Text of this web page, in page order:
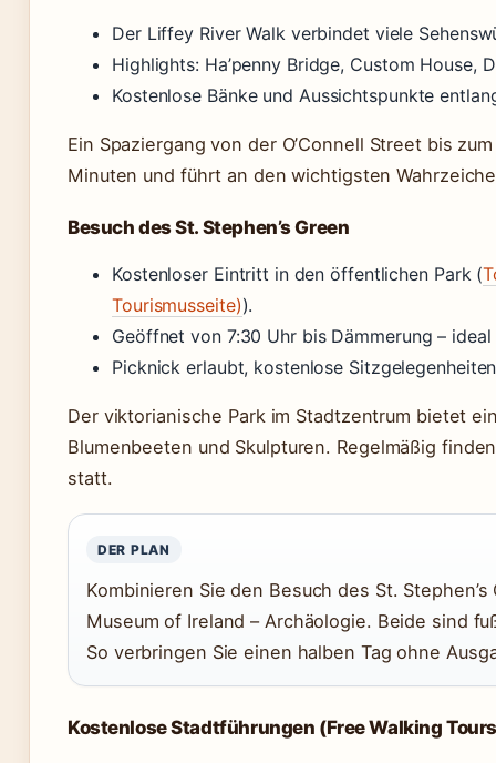
Der Liffey River Walk verbindet viele
Highlights: Ha’penny Bridge, Custom House,
Kostenlose Bänke und Aussichtspunkte
Ein Spaziergang von der O’Connell Street bis
Minuten und führt an den wichtigsten
Besuch des St. Stephen’s Green
Kostenloser Eintritt in den öffentlichen Park (
Tourismusseite)).
Geöffnet von 7:30 Uhr bis Dämmerung – ideal
Picknick erlaubt, kostenlose
Der viktorianische Park im Stadtzentrum bietet
Blumenbeeten und Skulpturen. Regelmäßig
statt.
DER PLAN
Kombinieren Sie den Besuch des St.
Museum of Ireland – Archäologie. Beide sind
So verbringen Sie einen halben Tag ohne
Kostenlose Stadtführungen (Free Walking